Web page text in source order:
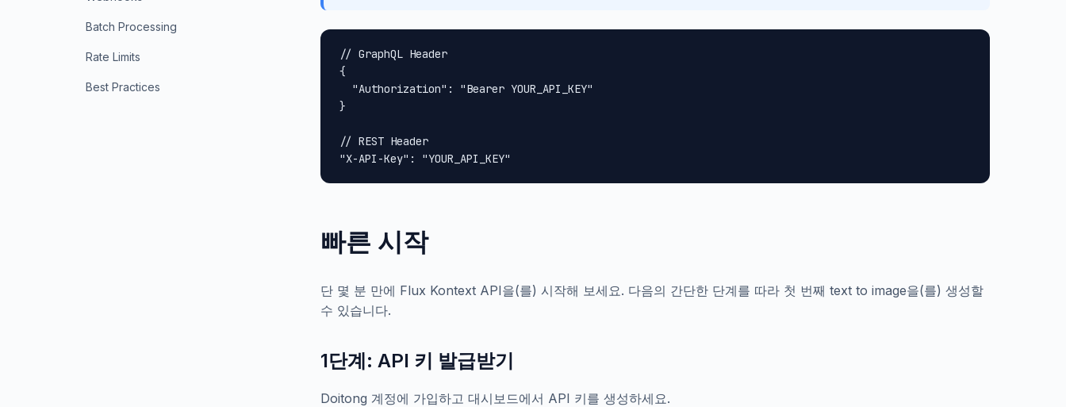
Batch Processing
Rate Limits
Best Practices
// GraphQL Header
{
  "Authorization": "Bearer YOUR_API_KEY"
}
// REST Header
"X-API-Key": "YOUR_API_KEY"
빠른 시작
단 몇 분 만에 Flux Kontext API을(를) 시작해 보세요. 다음의 간단한 단계를 따라 첫 번째 text to image을(를) 생성할
수 있습니다.
1단계: API 키 발급받기
Doitong 계정에 가입하고 대시보드에서 API 키를 생성하세요.